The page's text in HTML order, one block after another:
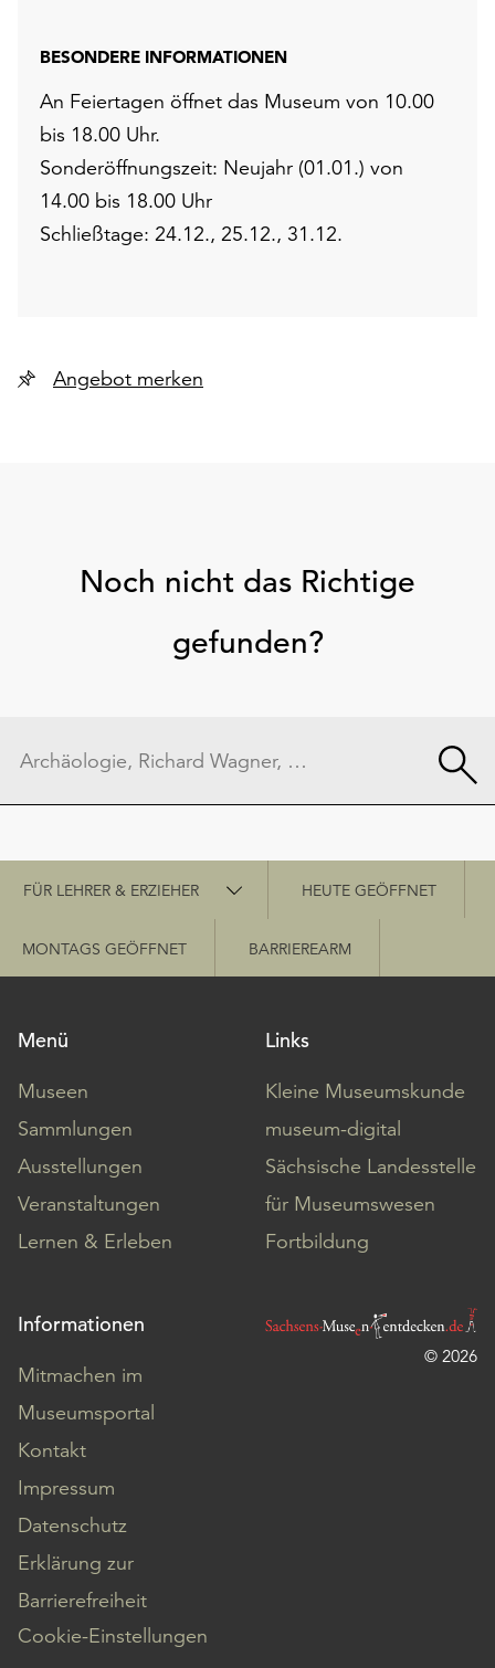
BESONDERE INFORMATIONEN
An Feiertagen öffnet das Museum von 10.00
bis 18.00 Uhr.
Sonderöffnungszeit: Neujahr (01.01.) von
14.00 bis 18.00 Uhr
Schließtage: 24.12., 25.12., 31.12.
Angebot merken
Noch nicht das Richtige
gefunden?
Schnellzugriff
FÜR LEHRER & ERZIEHER HEUTE GEÖFFNET
MONTAGS GEÖFFNET BARRIEREARM
Menü
Museen
Sammlungen
Ausstellungen
Veranstaltungen
Lernen & Erleben
Links
Kleine Museumskunde
museum-digital
Sächsische Landesstelle
für Museumswesen
Fortbildung
Informationen
Mitmachen im
Museumsportal
Kontakt
Impressum
Datenschutz
Erklärung zur
Barrierefreiheit
Cookie-Einstellungen
© 2026